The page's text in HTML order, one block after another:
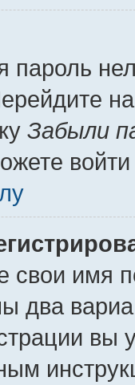
пароль
Забыли
свои имя
два
вы